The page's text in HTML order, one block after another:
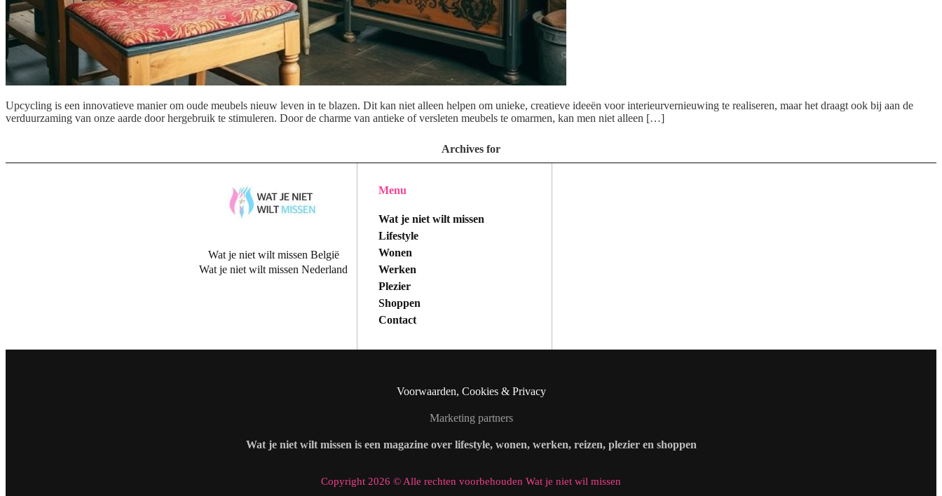
Upcycling is een innovatieve manier om oude meubels nieuw leven in te blazen. Dit kan niet alleen helpen om unieke, creatieve ideeën voor interieurvernieuwing te realiseren, maar het draagt ook bij aan de
verduurzaming van onze aarde door hergebruik te stimuleren. Door de charme van antieke of versleten meubels te omarmen, kan men niet alleen […]
Archives for
Wat je niet wilt missen België
Wat je niet wilt missen Nederland
Menu
Wat je niet wilt missen
Lifestyle
Wonen
Werken
Plezier
Shoppen
Contact
Voorwaarden, Cookies & Privacy
Marketing partners
Wat je niet wilt missen is een magazine over lifestyle, wonen, werken, reizen, plezier en shoppen
Copyright 2026 © Alle rechten voorbehouden Wat je niet wil missen